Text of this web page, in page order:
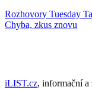
Rozhovory Tuesday
Chyba, zkus znovu
iLIST.cz, informační a